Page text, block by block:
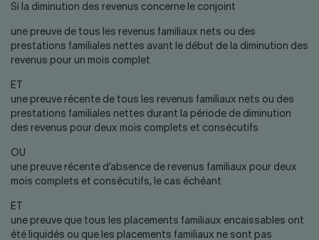
Si la diminution des revenus concerne le conjoint
une preuve de tous les revenus familiaux nets ou des
prestations familiales nettes avant le début de la diminution des
revenus pour un mois complet
ET
une preuve récente de tous les revenus familiaux nets ou des
prestations familiales nettes durant la période de diminution
des revenus pour deux mois complets et consécutifs
OU
une preuve récente d’absence de revenus familiaux pour deux
mois complets et consécutifs, le cas échéant
ET
une preuve que tous les placements familiaux encaissables ont
été liquidés ou que les placements familiaux ne sont pas